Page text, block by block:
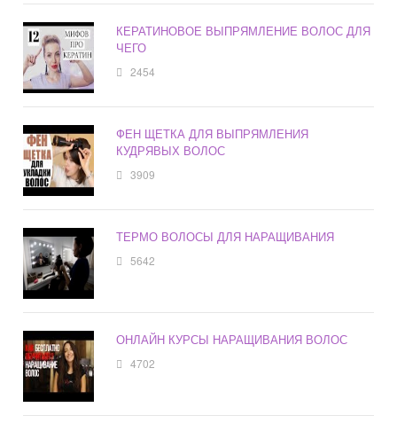
КЕРАТИНОВОЕ ВЫПРЯМЛЕНИЕ ВОЛОС ДЛЯ
ЧЕГО
2454
ФЕН ЩЕТКА ДЛЯ ВЫПРЯМЛЕНИЯ
КУДРЯВЫХ ВОЛОС
3909
ТЕРМО ВОЛОСЫ ДЛЯ НАРАЩИВАНИЯ
5642
ОНЛАЙН КУРСЫ НАРАЩИВАНИЯ ВОЛОС
4702